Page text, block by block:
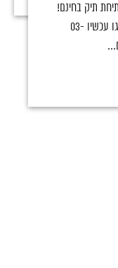
תיק בחינם!
בדיקת זכאות בחינם והצעה למתאימים. חייגו עכשיו 03-